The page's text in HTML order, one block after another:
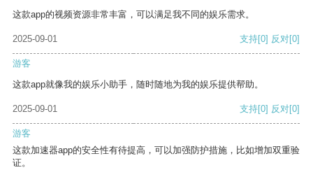
这款app的视频资源非常丰富，可以满足我不同的娱乐需求。
2025-09-01 支持[0] 反对[0]
游客
这款app就像我的娱乐小助手，随时随地为我的娱乐提供帮助。
2025-09-01 支持[0] 反对[0]
游客
这款加速器app的安全性有待提高，可以加强防护措施，比如增加双重验
证。